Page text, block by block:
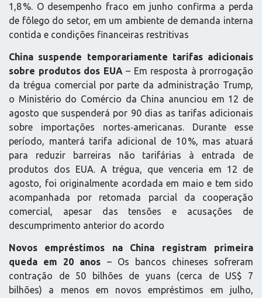
1,8 %. O desempenho fraco em junho confirma a perda
de fôlego do setor, em um ambiente de demanda interna
contida e condições financeiras restritivas
China suspende temporariamente tarifas adicionais
sobre produtos dos EUA – Em resposta à prorrogação
da trégua comercial por parte da administração Trump,
o Ministério do Comércio da China anunciou em 12 de
agosto que suspenderá por 90 dias as tarifas adicionais
sobre importações nortes‑americanas. Durante esse
período, manterá tarifa adicional de 10 %, mas atuará
para reduzir barreiras não tarifárias à entrada de
produtos dos EUA. A trégua, que venceria em 12 de
agosto, foi originalmente acordada em maio e tem sido
acompanhada por retomada parcial da cooperação
comercial, apesar das tensões e acusações de
descumprimento anterior do acordo
Novos empréstimos na China registram primeira
queda em 20 anos – Os bancos chineses sofreram
contração de 50 bilhões de yuans (cerca de US$ 7
bilhões) a menos em novos empréstimos em julho,